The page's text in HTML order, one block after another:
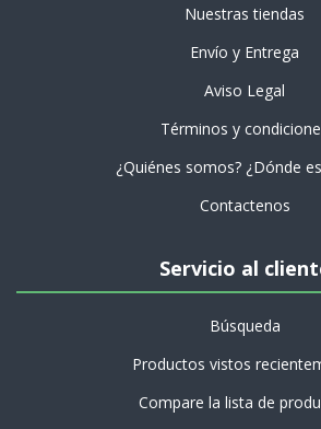
Nuestras tiendas
Envío y Entrega
Aviso Legal
Términos y
¿Quiénes somos? ¿Dónde
Contactenos
Servicio al
Búsqueda
Productos vistos
Compare la lista de